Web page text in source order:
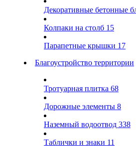
Декоративные бетонные
Колпаки на столб 15
Парапетные крышки 17
Благоустройство территории
Тротуарная плитка 68
Дорожные элементы 8
Наземный водоотвод 338
Таблички и знаки 11